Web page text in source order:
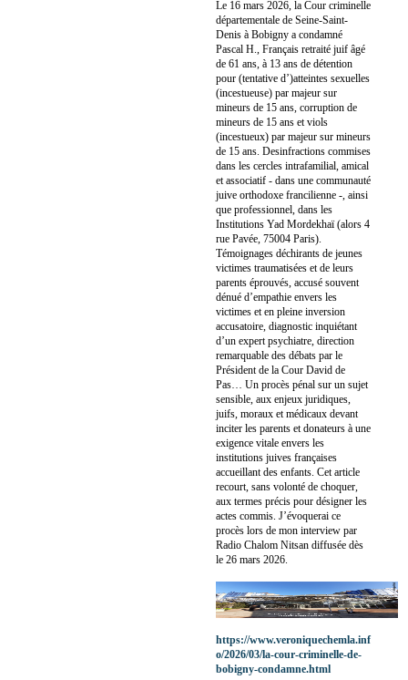
Le 16 mars 2026, la Cour criminelle
départementale de Seine-Saint-
Denis à Bobigny a condamné
Pascal H., Français retraité juif âgé
de 61 ans, à 13 ans de détention
pour (tentative d’)atteintes sexuelles
(incestueuse) par majeur sur
mineurs de 15 ans, corruption de
mineurs de 15 ans et viols
(incestueux) par majeur sur mineurs
de 15 ans. Desinfractions commises
dans les cercles intrafamilial, amical
et associatif - dans une communauté
juive orthodoxe francilienne -, ainsi
que professionnel, dans les
Institutions Yad Mordekhaï (alors 4
rue Pavée, 75004 Paris).
Témoignages déchirants de jeunes
victimes traumatisées et de leurs
parents éprouvés, accusé souvent
dénué d’empathie envers les
victimes et en pleine inversion
accusatoire, diagnostic inquiétant
d’un expert psychiatre, direction
remarquable des débats par le
Président de la Cour David de
Pas… Un procès pénal sur un sujet
sensible, aux enjeux juridiques,
juifs, moraux et médicaux devant
inciter les parents et donateurs à une
exigence vitale envers les
institutions juives françaises
accueillant des enfants. Cet article
recourt, sans volonté de choquer,
aux termes précis pour désigner les
actes commis. J’évoquerai ce
procès lors de mon interview par
Radio Chalom Nitsan diffusée dès
le 26 mars 2026.
https://www.veroniquechemla.inf
o/2026/03/la-cour-criminelle-de-
bobigny-condamne.html